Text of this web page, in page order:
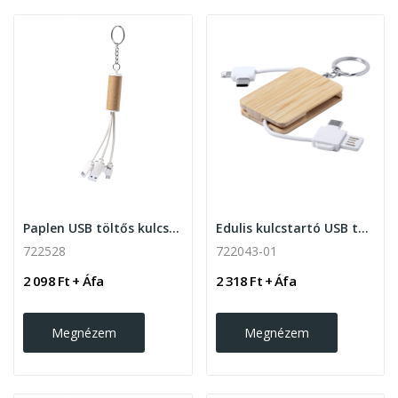
Paplen USB töltős kulcstartó
722528
2 098 Ft + Áfa
Megnézem
Edulis kulcstartó USB töltőkábellel
722043-01
2 318 Ft + Áfa
Megnézem